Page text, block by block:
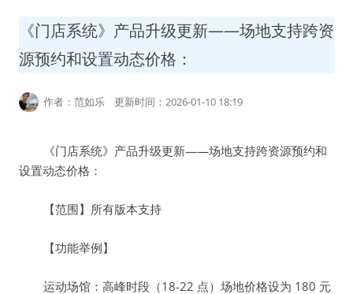
《门店系统》产品升级更新——场地支持跨资
源预约和设置动态价格：
作者：范如乐 更新时间：2026-01-10 18:19
《门店系统》产品升级更新——场地支持跨资源预约和
设置动态价格：
【范围】所有版本支持
【功能举例】
运动场馆：高峰时段（18-22 点）场地价格设为 180 元